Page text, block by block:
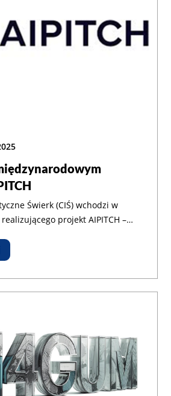
Świerk (CIŚ) wchodzi w
projekt AIPITCH –
Cyberbezpieczeństwa.
współfinansowanego przez
opracowanie i wdrożenie
narzędzia do analizy,